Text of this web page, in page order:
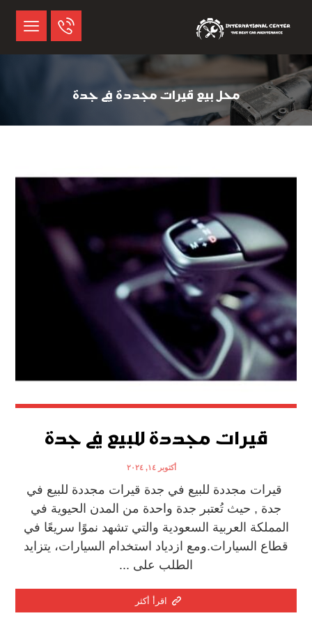
محل بيع قيرات مجددة في جدة
قيرات مجددة للبيع في جدة
أكتوبر ١٤, ٢٠٢٤
قيرات مجددة للبيع في جدة قيرات مجددة للبيع في
جدة , حيث تُعتبر جدة واحدة من المدن الحيوية في
المملكة العربية السعودية والتي تشهد نموًا سريعًا في
قطاع السيارات.ومع ازدياد استخدام السيارات، يتزايد
الطلب على ...
اقرأ أكثر